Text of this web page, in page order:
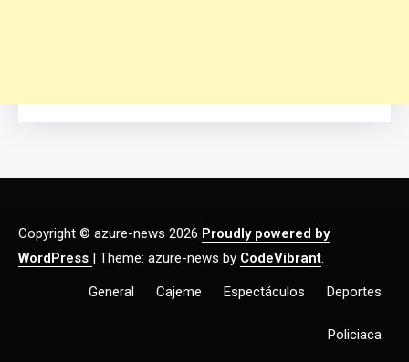
Copyright © azure-news 2026 Proudly powered by
WordPress | Theme: azure-news by CodeVibrant
General Cajeme Espectáculos Deportes
Policiaca